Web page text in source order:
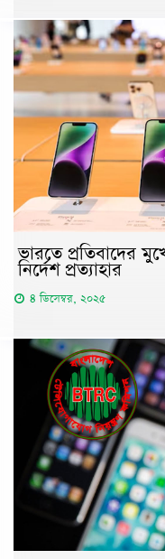
ভারতে প্রতিবাদের
নির্দেশ প্রত্যাহার
৪ ডিসেম্বর, ২০২৫